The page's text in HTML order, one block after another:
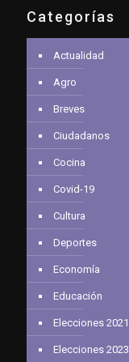
Categorías
Actualidad
Agro
Breves
Ciudadanos
Cocina
Covid-19
Cultura
Deportes
Economía
Educación
Elecciones 2021
Elecciones 2023